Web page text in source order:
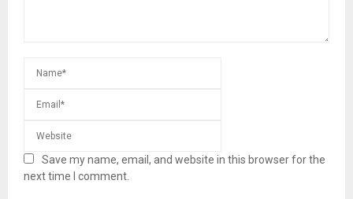
Save my name, email, and website in this browser for the
next time I comment.